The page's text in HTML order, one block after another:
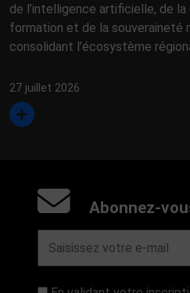
de l’intelligence artificielle, de
formation et de la souveraineté
consolidant l’écosystème
27 juillet 2026
Abonnez-